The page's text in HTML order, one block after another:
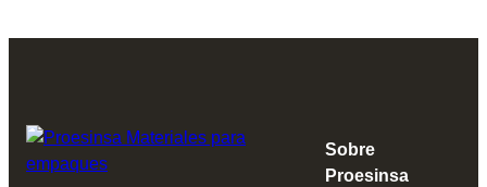
Sobre
Proesinsa